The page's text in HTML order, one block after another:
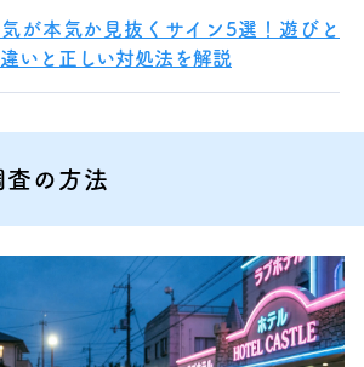
が本気か見抜くサイン5選！遊びと
いと正しい対処法を解説
査の方法